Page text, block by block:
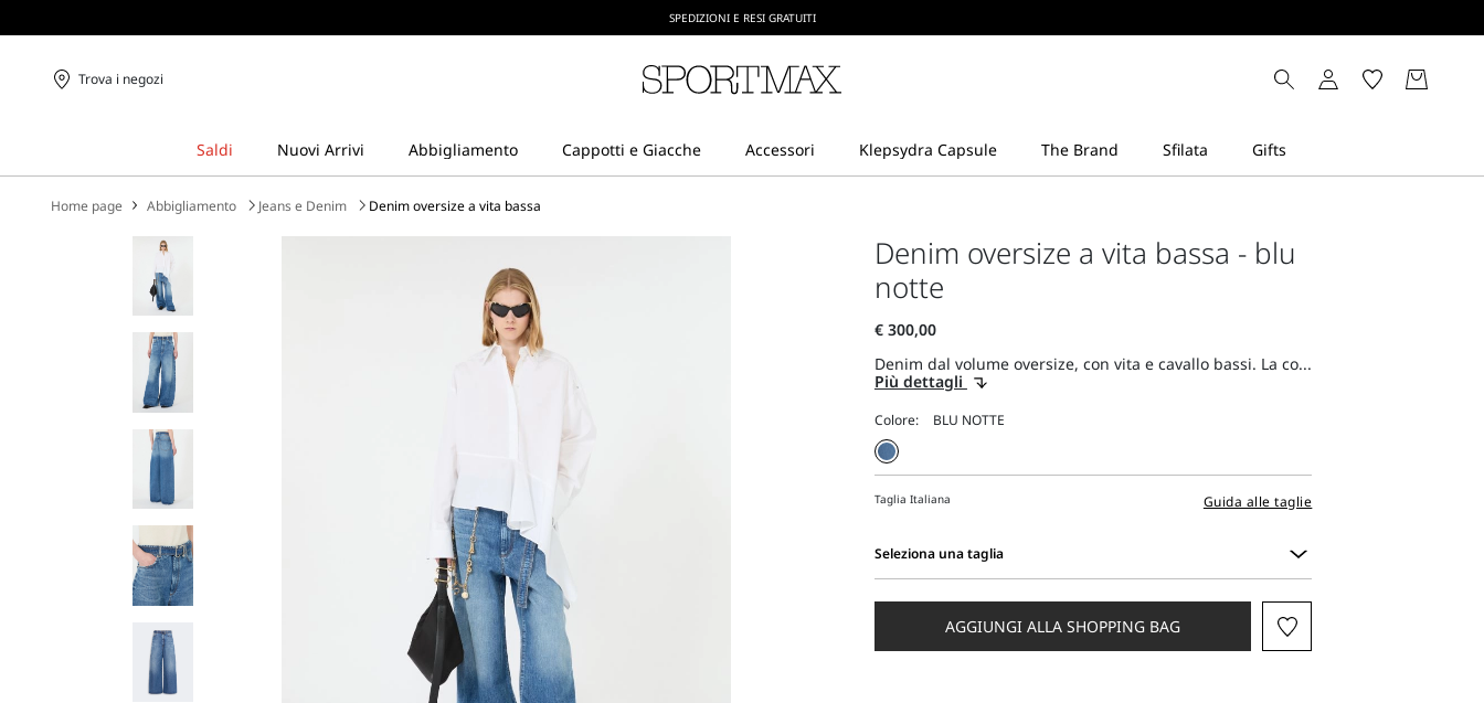
CREA IL TUO ACCOUNT SU SPORTMAX.COM
SPEDIZIONI E RESI GRATUITI
Trova i negozi
Home page Abbigliamento Jeans e Denim Denim oversize a vita bassa
Denim oversize a vita bassa - blu
notte
Denim dal volume oversize, con vita e cavallo bassi. La co...
Più dettagli
Colore:
Taglia Italiana Guida alle taglie
Seleziona una taglia
una
AGGIUNGI ALLA SHOPPING BAG